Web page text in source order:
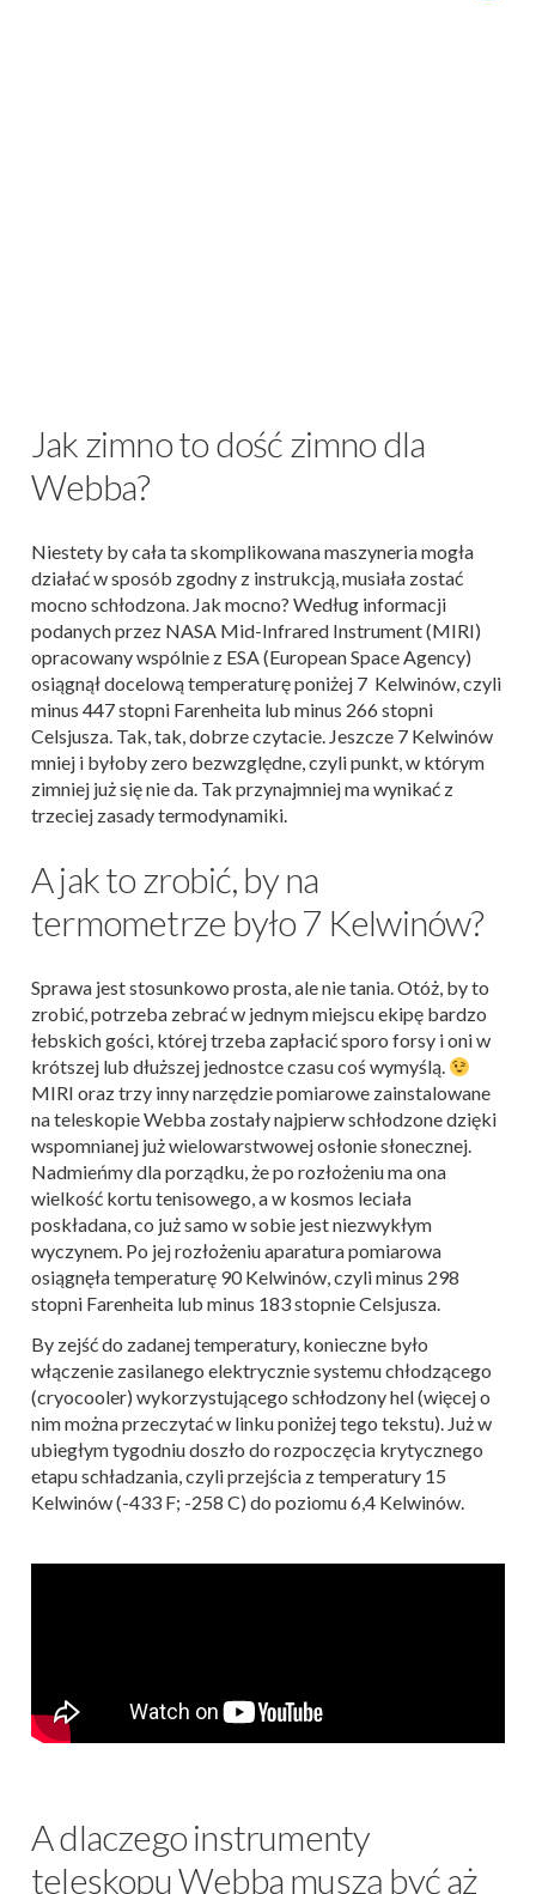
Jak zimno to dość zimno dla
Webba?
Niestety by cała ta skomplikowana maszyneria mogła
działać w sposób zgodny z instrukcją, musiała zostać
mocno schłodzona. Jak mocno? Według informacji
podanych przez NASA Mid-Infrared Instrument (MIRI)
opracowany wspólnie z ESA (European Space Agency)
osiągnął docelową temperaturę poniżej 7 Kelwinów, czyli
minus 447 stopni Farenheita lub minus 266 stopni
Celsjusza. Tak, tak, dobrze czytacie. Jeszcze 7 Kelwinów
mniej i byłoby zero bezwzględne, czyli punkt, w którym
zimniej już się nie da. Tak przynajmniej ma wynikać z
trzeciej zasady termodynamiki.
A jak to zrobić, by na
termometrze było 7 Kelwinów?
Sprawa jest stosunkowo prosta, ale nie tania. Otóż, by to
zrobić, potrzeba zebrać w jednym miejscu ekipę bardzo
łebskich gości, której trzeba zapłacić sporo forsy i oni w
krótszej lub dłuższej jednostce czasu coś wymyślą.
MIRI oraz trzy inny narzędzie pomiarowe zainstalowane
na teleskopie Webba zostały najpierw schłodzone dzięki
wspomnianej już wielowarstwowej osłonie słonecznej.
Nadmieńmy dla porządku, że po rozłożeniu ma ona
wielkość kortu tenisowego, a w kosmos leciała
poskładana, co już samo w sobie jest niezwykłym
wyczynem. Po jej rozłożeniu aparatura pomiarowa
osiągnęła temperaturę 90 Kelwinów, czyli minus 298
stopni Farenheita lub minus 183 stopnie Celsjusza.
By zejść do zadanej temperatury, konieczne było
włączenie zasilanego elektrycznie systemu chłodzącego
(cryocooler) wykorzystującego schłodzony hel (więcej o
nim można przeczytać w linku poniżej tego tekstu). Już w
ubiegłym tygodniu doszło do rozpoczęcia krytycznego
etapu schładzania, czyli przejścia z temperatury 15
Kelwinów (-433 F; -258 C) do poziomu 6,4 Kelwinów.
A dlaczego instrumenty
teleskopu Webba muszą być aż